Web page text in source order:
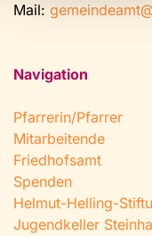
Mail:
Navigation
Pfarrerin/Pfarrer
Mitarbeitende
Friedhofsamt
Spenden
Helmut-Helling-
Jugendkeller